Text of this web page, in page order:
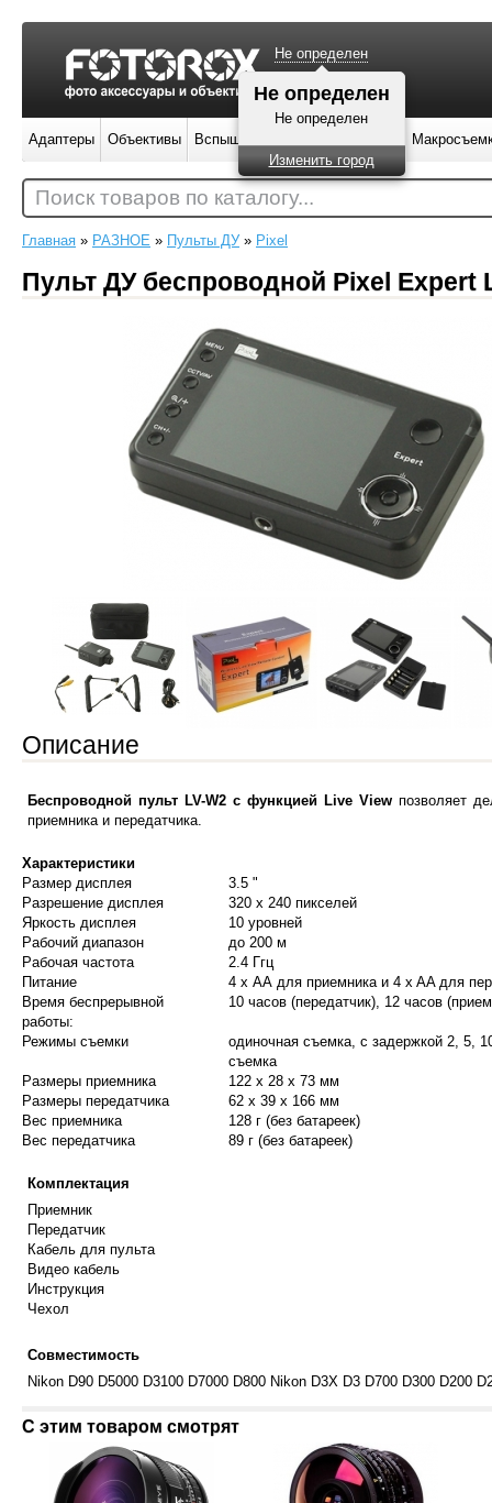
Главная » РАЗНОЕ » Пульты ДУ » Pixel
Пульт ДУ беспроводной Pixel Expert
Описание
Беспроводной пульт LV-W2 с функцией Live Viewпозволяет
приемника и передатчика.
Характеристики
Размер дисплея
3.5 "
Разрешение дисплея
320 х 240 пикселей
Яркость дисплея
10 уровней
Рабочий диапазон
до 200 м
Рабочая частота
2.4 Ггц
Питание
4 x АА для приемника и 4 x AA для
Время беспрерывной
работы:
10 часов (передатчик), 12 часов
Режимы съемки
одиночная съемка, с задержкой 2, 5,
съемка
Размеры приемника
122 х 28 х 73 мм
Размеры передатчика
62 х 39 х 166 мм
Вес приемника
128 г (без батареек)
Вес передатчика
89 г (без батареек)
Комплектация
Приемник
Передатчик
Кабель для пульта
Видео кабель
Инструкция
Чехол
Совместимость
Nikon D90 D5000 D3100 D7000 D800 Nikon D3X D3 D700 D300 D200
С этим товаром смотрят
Не определен
Не определен
Не определен
Изменить город
Адаптеры Объективы Вспышки
Поиск товаров по каталогу...